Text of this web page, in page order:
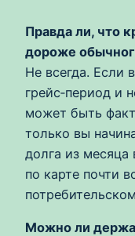
Правда ли, что
дороже
Не всегда. Если
грейс‑период и
может быть
только вы
долга из месяца
по карте почти
Можно ли